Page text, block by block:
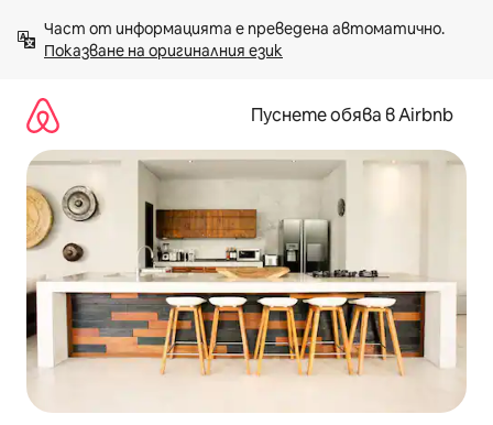
към
съдържанието
Показване на оригиналния език
Пуснете обява в Airbnb